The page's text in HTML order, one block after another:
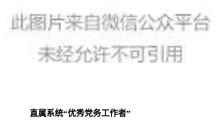
直属系统“优秀党务工作者”